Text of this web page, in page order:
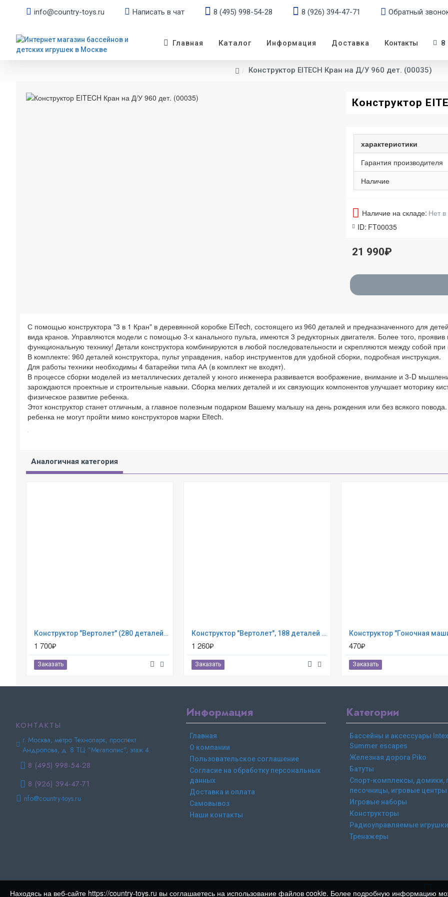
info@country-toys.ru Написать в чат 8 (495) 998-54-28 8 (926) 394-47-71 Обратный
Главная Каталог Информация Доставка Контакты 8
Конструктор EITECH Кран на Д/У 960 дет. (00035)
Конструктор
Наличие на складе: Нет
ID: FT00035
21 990₽
характеристики
Гарантия производителя
Наличие
С помощью конструктора "3 в 1 Кран" в деревянной коробке EiTech, состоящего из 960 деталей и предназначенного для
вида кранов. Управляются модели с помощью 3-х канального пульта, имеются 3 редукторных двигателя. Более того,
функциональную технику! Детали конструктора комбинируются в любой последовательности и скрепляются между собой
В комплекте: 960 деталей конструктора, пульт управдения, набор инструментов для удобной сборки, подробная инструкция.
Для работы техники необходимы 4 батарейки типа АА (в комплект не входят).
В процессе сборки моделей из металлических деталей у юного инженера развивается воображение, внимание и 3-D
зарождаются проектные и строительные навыки. Сборка мелких деталей и их связующих компонентов улучшает моторику
физическое развитие ребенка.
Этот конструктор станет отличным, а главное полезным подарком Вашему малышу на день рождения или без всякого
ребенка не могут пройти мимо конструкторов марки Eitech.
Аналогичная категория
Конструктор "Вертолет" (280 деталей) Eitech (00332)
1 700₽
Заказать
Конструктор "Вертолет", 188 деталей Eitech (00072)
1 260₽
Заказать
470₽
Заказать
КОНТАКТЫ
г. Москва, метро Технопарк, проспект
Андропова, д. 8 ТЦ "Мегаполис", этаж 4.
8 (495) 998-54-28
8 (926) 394-47-71
nfo@country-toys.ru
Информация
Главная
О компании
Пользовательское соглашение
Согласие на обработку персональных
данных
Доставка и оплата
Самовывоз
Наши контакты
Категории
Бассейны и аксессуары
Summer escapes
Железная дорога Piko
Батуты
Спорт-комплексы, домики,
песочницы, игровые центры
Игровые наборы
Конструкторы
Радиоуправляемые игрушки
Тренажеры
Copyright © Country-toys.ru | 2015-2025
Все права защищены
Находясь на веб-сайте https://country-toys.ru вы соглашаетесь на использование файлов cookie. Более подробную информацию